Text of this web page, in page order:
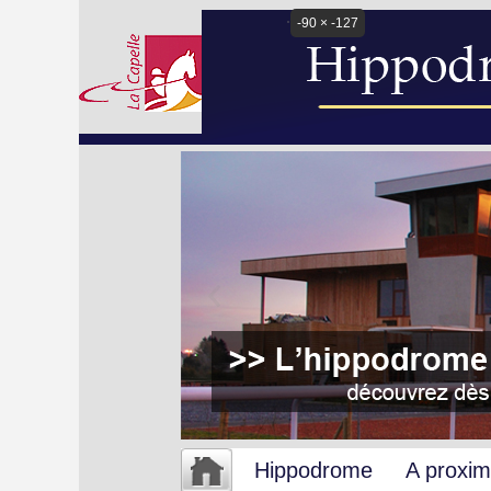
Hippodrome A
-90 × -127